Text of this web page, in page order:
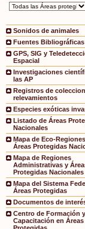
Sonidos de animales
Fuentes Bibliográficas
GPS, SIG y
Espacial
Investigaciones
las AP
Registros de
relevamientos
Especies exóticas
Listado de Áreas
Nacionales
Mapa de Eco-
Áreas Protegidas
Mapa de Regiones
Administrativas y
Protegidas Nacionales
Mapa del Sistema
Áreas Protegidas
Documentos de
Centro de Formación y
Capacitación en Áreas